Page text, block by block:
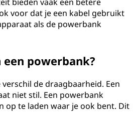
voor dat je een kabel gebruikt
als de powerbank
powerbank?
de draagbaarheid. Een
niet stil. Een powerbank
op te laden waar je ook bent. Dit